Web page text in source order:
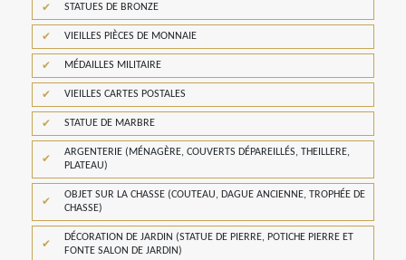
STATUES DE BRONZE
VIEILLES PIÈCES DE MONNAIE
MÉDAILLES MILITAIRE
VIEILLES CARTES POSTALES
STATUE DE MARBRE
ARGENTERIE (MÉNAGÈRE, COUVERTS DÉPAREILLÉS, THEILLERE,
PLATEAU)
OBJET SUR LA CHASSE (COUTEAU, DAGUE ANCIENNE, TROPHÉE DE
CHASSE)
DÉCORATION DE JARDIN (STATUE DE PIERRE, POTICHE PIERRE ET
FONTE SALON DE JARDIN)